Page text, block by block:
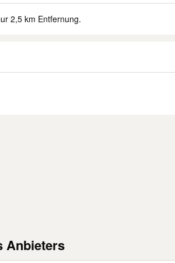
2,5 km Entfernung.
Anbieters